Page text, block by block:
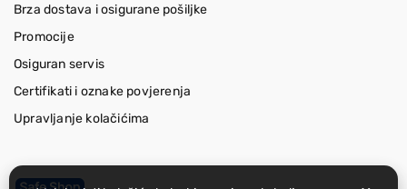
Brza dostava i osigurane pošiljke
Promocije
Osiguran servis
Certifikati i oznake povjerenja
Upravljanje kolačićima